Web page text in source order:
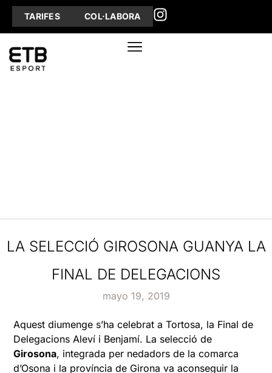
TARIFES COL·LABORA
LA SELECCIÓ GIROSONA GUANYA LA
FINAL DE DELEGACIONS
mayo 19, 2019
Aquest diumenge s’ha celebrat a Tortosa, la Final de
Delegacions Aleví i Benjamí. La selecció de
Girosona, integrada per nedadors de la comarca
d’Osona i la província de Girona va aconseguir la